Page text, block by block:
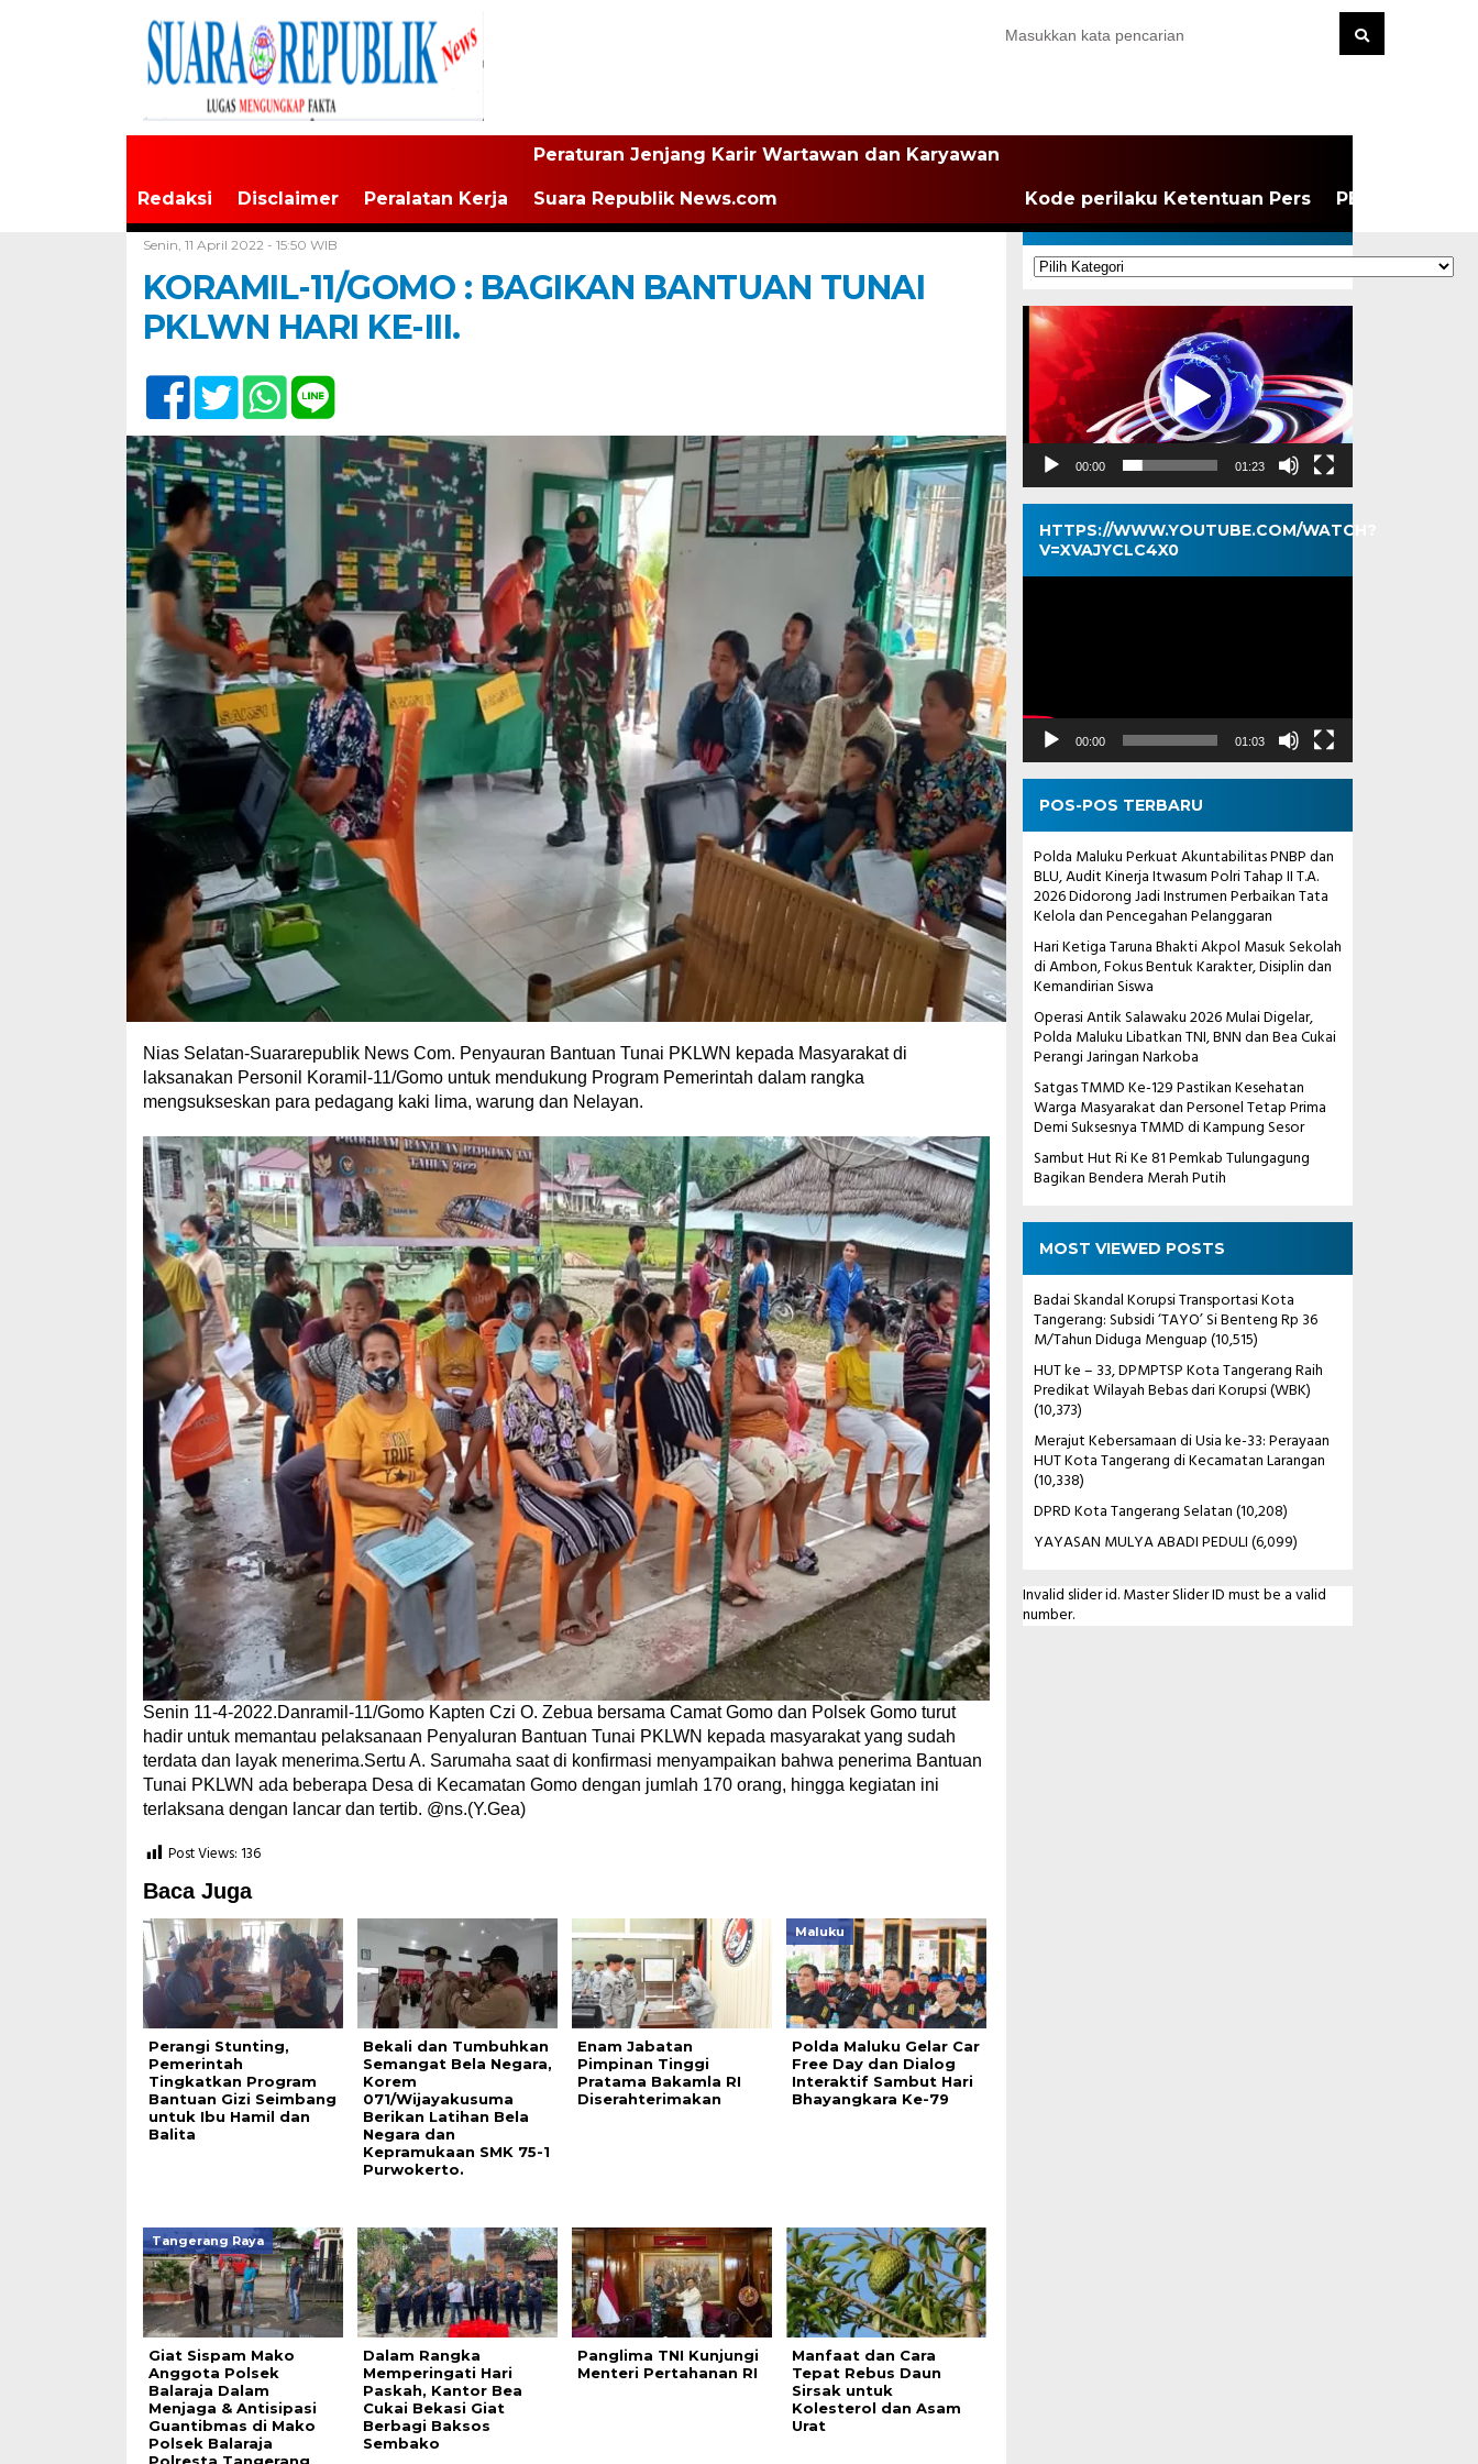
Redaksi Disclaimer Peralatan Kerja
Peraturan Jenjang Karir Wartawan dan Karyawan
Suara Republik News.com Kode perilaku Ketentuan Pers PEDOMAN
Senin, 11 April 2022 - 15:50 WIB
KORAMIL-11/GOMO : BAGIKAN BANTUAN TUNAI
PKLWN HARI KE-III.
Nias Selatan-Suararepublik News Com. Penyauran Bantuan Tunai PKLWN kepada Masyarakat di
laksanakan Personil Koramil-11/Gomo untuk mendukung Program Pemerintah dalam rangka
mengsukseskan para pedagang kaki lima, warung dan Nelayan.
Senin 11-4-2022.Danramil-11/Gomo Kapten Czi O. Zebua bersama Camat Gomo dan Polsek Gomo turut
hadir untuk memantau pelaksanaan Penyaluran Bantuan Tunai PKLWN kepada masyarakat yang sudah
terdata dan layak menerima.Sertu A. Sarumaha saat di konfirmasi menyampaikan bahwa penerima Bantuan
Tunai PKLWN ada beberapa Desa di Kecamatan Gomo dengan jumlah 170 orang, hingga kegiatan ini
terlaksana dengan lancar dan tertib. @ns.(Y.Gea)
Post Views: 136
Baca Juga
Perangi Stunting,
Pemerintah
Tingkatkan Program
Bantuan Gizi Seimbang
untuk Ibu Hamil dan
Balita
Bekali dan Tumbuhkan
Semangat Bela Negara,
Korem
071/Wijayakusuma
Berikan Latihan Bela
Negara dan
Kepramukaan SMK 75-1
Purwokerto.
Enam Jabatan
Pimpinan Tinggi
Pratama Bakamla RI
Diserahterimakan
Maluku
Polda Maluku Gelar Car
Free Day dan Dialog
Interaktif Sambut Hari
Bhayangkara Ke-79
Tangerang Raya
Giat Sispam Mako
Anggota Polsek
Balaraja Dalam
Menjaga & Antisipasi
Guantibmas di Mako
Polsek Balaraja
Dalam Rangka
Memperingati Hari
Paskah, Kantor Bea
Cukai Bekasi Giat
Berbagi Baksos
Sembako
Panglima TNI Kunjungi
Menteri Pertahanan RI
Manfaat dan Cara
Tepat Rebus Daun
Sirsak untuk
Kolesterol dan Asam
Urat
KATEGORI
Kategori
Pemutar
Video
00:00 01:23
HTTPS://WWW.YOUTUBE.COM/WATCH?
V=XVAJYCLC4X0
Pemutar
00:00 01:03
POS-POS TERBARU
Polda Maluku Perkuat Akuntabilitas PNBP dan
BLU, Audit Kinerja Itwasum Polri Tahap II T.A.
2026 Didorong Jadi Instrumen Perbaikan Tata
Kelola dan Pencegahan Pelanggaran
Hari Ketiga Taruna Bhakti Akpol Masuk Sekolah
di Ambon, Fokus Bentuk Karakter, Disiplin dan
Kemandirian Siswa
Operasi Antik Salawaku 2026 Mulai Digelar,
Polda Maluku Libatkan TNI, BNN dan Bea Cukai
Perangi Jaringan Narkoba
Satgas TMMD Ke-129 Pastikan Kesehatan
Warga Masyarakat dan Personel Tetap Prima
Demi Suksesnya TMMD di Kampung Sesor
Sambut Hut Ri Ke 81 Pemkab Tulungagung
Bagikan Bendera Merah Putih
MOST VIEWED POSTS
Badai Skandal Korupsi Transportasi Kota
Tangerang: Subsidi ‘TAYO’ Si Benteng Rp 36
M/Tahun Diduga Menguap(10,515)
HUT ke – 33, DPMPTSP Kota Tangerang Raih
Predikat Wilayah Bebas dari Korupsi (WBK)
(10,373)
Merajut Kebersamaan di Usia ke-33: Perayaan
HUT Kota Tangerang di Kecamatan Larangan
(10,338)
DPRD Kota Tangerang Selatan(10,208)
YAYASAN MULYA ABADI PEDULI(6,099)
Invalid slider id. Master Slider ID must be a valid
number.